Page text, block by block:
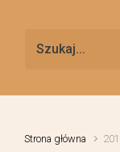
Strona główna